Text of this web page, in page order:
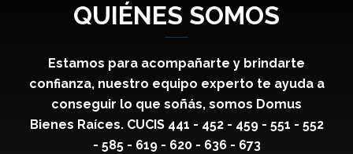
QUIÉNES SOMOS
Estamos para acompañarte y brindarte
confianza, nuestro equipo experto te ayuda a
conseguir lo que soñás, somos Domus
Bienes Raíces. CUCIS 441 - 452 - 459 - 551 - 552
- 585 - 619 - 620 - 636 - 673